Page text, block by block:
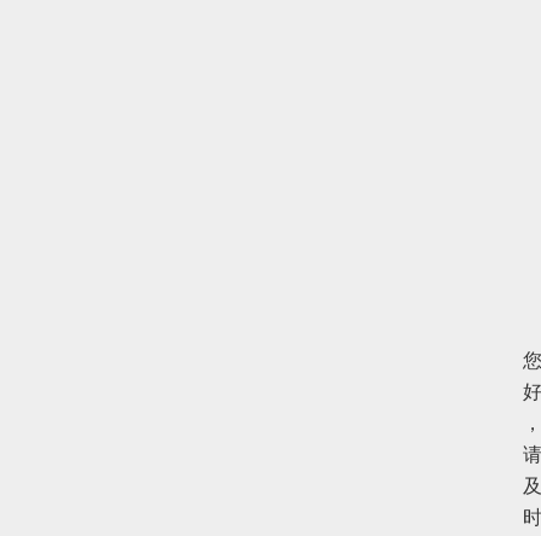
您
好
，
请
及
时